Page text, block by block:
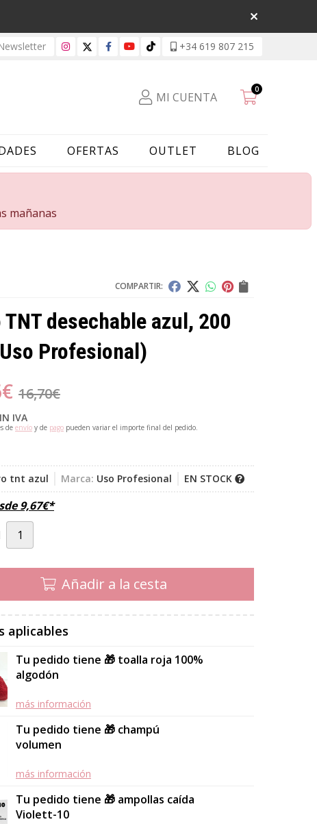
+34 619 807 215
MI CUENTA
0
OFERTAS OUTLET BLOG
mañanas
COMPARTIR:
TNT desechable azul, 200
Profesional)
€ 16,70€
IVA
de envío y de pago pueden variar el importe final del pedido.
tnt azul Marca: Uso Profesional EN STOCK
9,67€*
Añadir a la cesta
aplicables
Tu pedido tiene 🎁 toalla roja 100%
algodón
más información
Tu pedido tiene 🎁 champú
volumen
más información
Tu pedido tiene 🎁 ampollas caída
Violett-10